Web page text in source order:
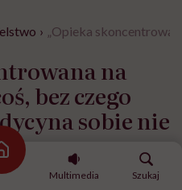
Strona główna
Multimedia
Szukaj
› „Opieka
na
bez czego
sobie nie